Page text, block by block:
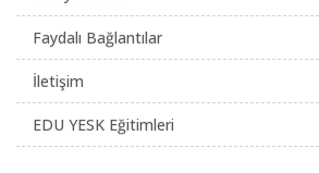
Faydalı Bağlantılar
İletişim
EDU YESK Eğitimleri